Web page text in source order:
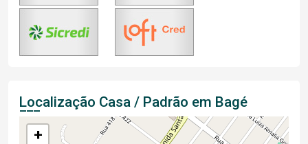
Localização Casa / Padrão em Bagé
+